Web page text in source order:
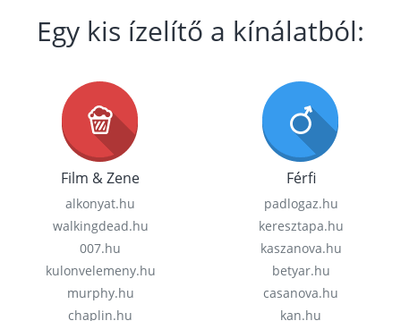
Egy kis ízelítő a kínálatból:
Film & Zene
alkonyat.hu
walkingdead.hu
007.hu
kulonvelemeny.hu
murphy.hu
chaplin.hu
Férfi
padlogaz.hu
keresztapa.hu
kaszanova.hu
betyar.hu
casanova.hu
kan.hu